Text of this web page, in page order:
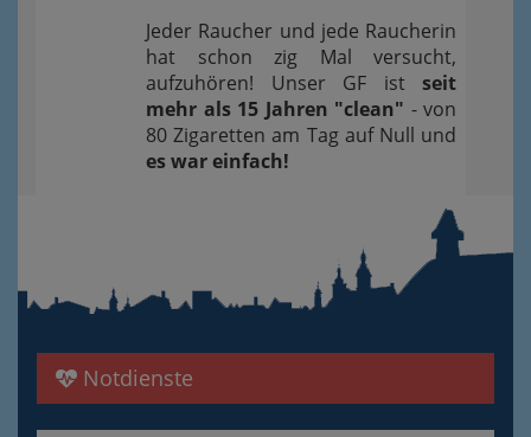
Jeder Raucher und jede Raucherin
hat schon zig Mal versucht,
aufzuhören! Unser GF ist seit
mehr als 15 Jahren "clean" - von
80 Zigaretten am Tag auf Null und
es war einfach!
Notdienste